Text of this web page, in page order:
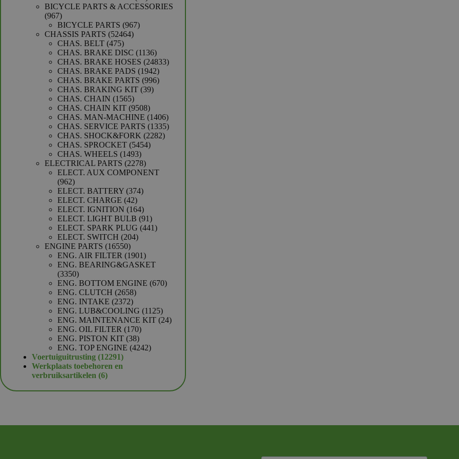
producten
BICYCLE PARTS & ACCESSORIES
967967
producten
BICYCLE PARTS 967967
CHASSIS PARTS 5246452464
CHAS. BELT 475475
producten
CHAS. BRAKE DISC 11361136
producten
CHAS. BRAKE HOSES 2483324833
CHAS. BRAKE PADS 19421942
producten
CHAS. BRAKE PARTS 996996
CHAS. BRAKING KIT 3939
CHAS. CHAIN 15651565
producten
CHAS. CHAIN KIT 95089508
producten
CHAS. MAN-MACHINE 14061406
producten
CHAS. SERVICE PARTS 13351335
CHAS. SHOCK&FORK 22822282
CHAS. SPROCKET 54545454
CHAS. WHEELS 14931493
producten
ELECTRICAL PARTS 22782278
producten
ELECT. AUX COMPONENT
962962
producten
ELECT. BATTERY 374374
ELECT. CHARGE 4242
producten
ELECT. IGNITION 164164
producten
ELECT. LIGHT BULB 9191
producten
ELECT. SPARK PLUG 441441
ELECT. SWITCH 204204
ENGINE PARTS 1655016550
producten
ENG. AIR FILTER 19011901
producten
ENG. BEARING&GASKET
33503350
producten
ENG. BOTTOM ENGINE 670670
ENG. CLUTCH 26582658
ENG. INTAKE 23722372
producten
ENG. LUB&COOLING 11251125
producten
ENG. MAINTENANCE KIT 2424
ENG. OIL FILTER 170170
producten
ENG. PISTON KIT 3838
producten
ENG. TOP ENGINE 42424242
Voertuiguitrusting 1229112291
producten
Werkplaats toebehoren en
verbruiksartikelen 66